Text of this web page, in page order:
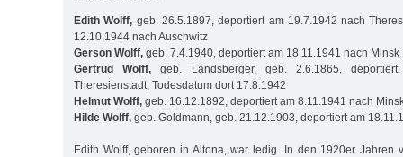
Edith Wolff, geb. 26.5.1897, deportiert am 19.7.1942 nach
12.10.1944 nach Auschwitz
Gerson Wolff, geb. 7.4.1940, deportiert am 18.11.1941 nach Minsk
Gertrud Wolff, geb. Landsberger, geb. 2.6.1865,
Theresienstadt, Todesdatum dort 17.8.1942
Helmut Wolff, geb. 16.12.1892, deportiert am 8.11.1941 nach
Hilde Wolff, geb. Goldmann, geb. 21.12.1903, deportiert am
Edith Wolff, geboren in Altona, war ledig. In den 1920er Jahren